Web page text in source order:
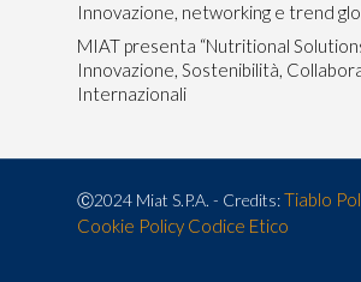
Innovazione, networking e trend
MIAT presenta “Nutritional
Innovazione, Sostenibilità,
Internazionali
Ⓒ2024 Miat S.P.A. - Credits:Tiablo
Cookie Policy Codice Etico